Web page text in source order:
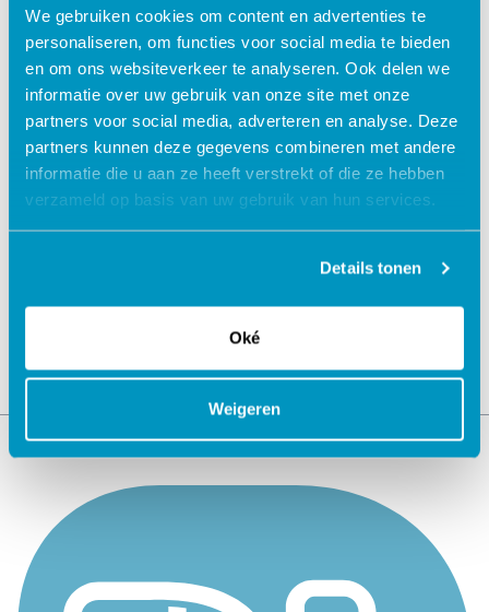
We gebruiken cookies om content en advertenties te
personaliseren, om functies voor social media te bieden
en om ons websiteverkeer te analyseren. Ook delen we
informatie over uw gebruik van onze site met onze
partners voor social media, adverteren en analyse. Deze
partners kunnen deze gegevens combineren met andere
informatie die u aan ze heeft verstrekt of die ze hebben
verzameld op basis van uw gebruik van hun services.
Details tonen
Oké
Weigeren
Jouw data veilig in de cloud